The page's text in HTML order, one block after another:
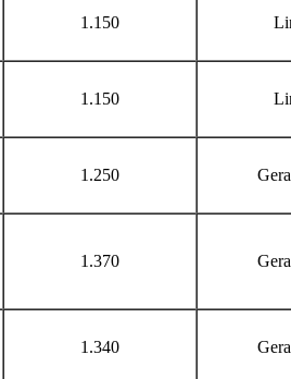
1.150
1.150
1.250
1.370
1.340